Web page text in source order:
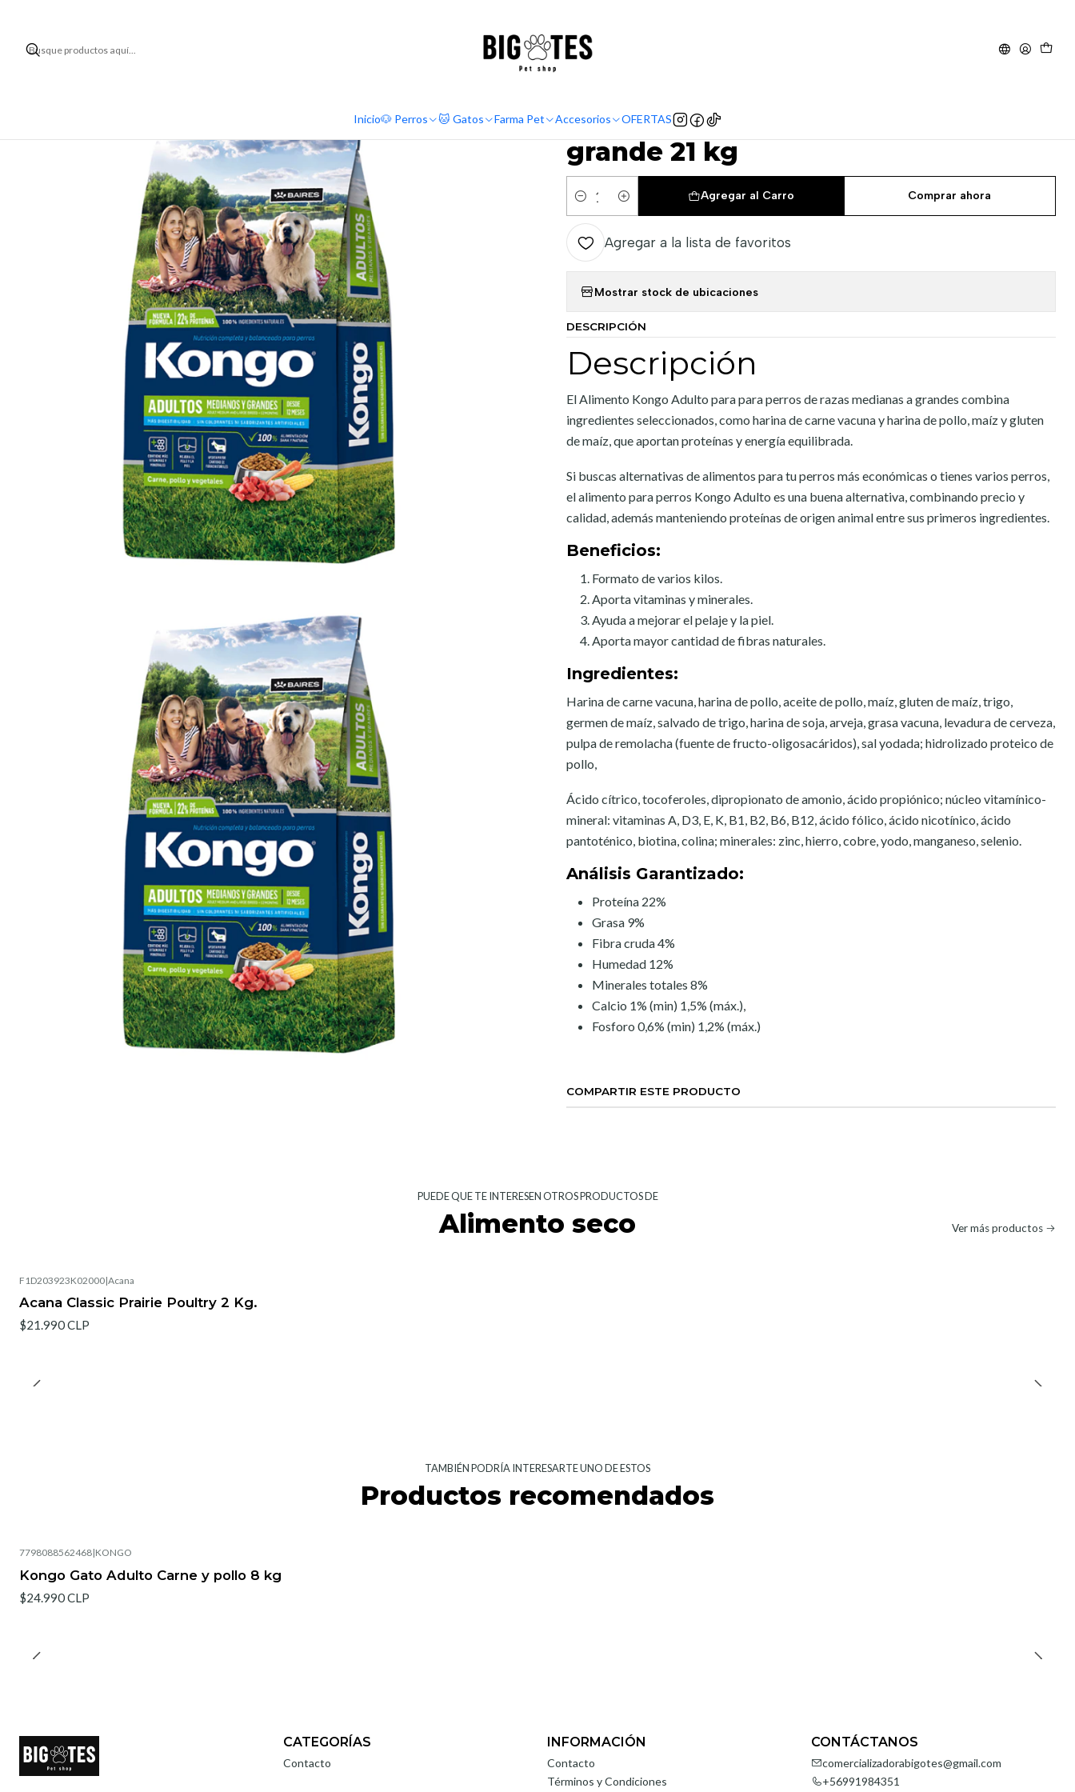
Inicio🐶 Perros 🐱 Gatos Farma Pet Accesorios OFERTAS
Alimento seco Kongo Perro Adulto mediano y grande 21 kg
Kongo Perro Adulto mediano y
grande 21 kg
Cantidad
Agregar al Carro Comprar ahora
Agregar a la lista de favoritos
Mostrar stock de ubicaciones
DESCRIPCIÓN
Descripción
El Alimento Kongo Adulto para para perros de razas medianas a grandes combina
ingredientes seleccionados, como harina de carne vacuna y harina de pollo, maíz y gluten
de maíz, que aportan proteínas y energía equilibrada.
Si buscas alternativas de alimentos para tu perros más económicas o tienes varios perros,
el alimento para perros Kongo Adulto es una buena alternativa, combinando precio y
calidad, además manteniendo proteínas de origen animal entre sus primeros ingredientes.
Beneficios:
Formato de varios kilos.
Aporta vitaminas y minerales.
Ayuda a mejorar el pelaje y la piel.
Aporta mayor cantidad de fibras naturales.
Ingredientes:
Harina de carne vacuna, harina de pollo, aceite de pollo, maíz, gluten de maíz, trigo,
germen de maíz, salvado de trigo, harina de soja, arveja, grasa vacuna, levadura de cerveza,
pulpa de remolacha (fuente de fructo-oligosacáridos), sal yodada; hidrolizado proteico de
pollo,
Ácido cítrico, tocoferoles, dipropionato de amonio, ácido propiónico; núcleo vitamínico-
mineral: vitaminas A, D3, E, K, B1, B2, B6, B12, ácido fólico, ácido nicotínico, ácido
pantoténico, biotina, colina; minerales: zinc, hierro, cobre, yodo, manganeso, selenio.
Análisis Garantizado:
Proteína 22%
Grasa 9%
Fibra cruda 4%
Humedad 12%
Minerales totales 8%
Calcio 1% (min) 1,5% (máx.),
Fosforo 0,6% (min) 1,2% (máx.)
COMPARTIR ESTE PRODUCTO
PUEDE QUE TE INTERESEN OTROS PRODUCTOS DE
Alimento seco Ver más productos
F1D203923K02000|Acana
Acana Classic Prairie Poultry 2 Kg.
$21.990 CLP
TAMBIÉN PODRÍA INTERESARTE UNO DE ESTOS
Productos recomendados
7798088562468|KONGO
Kongo Gato Adulto Carne y pollo 8 kg
$24.990 CLP
CATEGORÍAS
Contacto
INFORMACIÓN
Contacto
Términos y Condiciones
CONTÁCTANOS
comercializadorabigotes@gmail.com
+56991984351